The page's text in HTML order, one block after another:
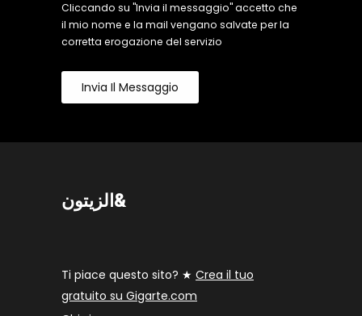
Cliccando su "Invia il messaggio" accetto che
il mio nome e la mail vengano salvate per la
corretta erogazione del servizio
Invia Il Messaggio
الزيتون&
Ti piace questo sito? ★ Crea il tuo
gratuito su Gigarte.com